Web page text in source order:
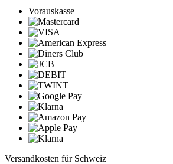
Vorauskasse
Versandkosten für Schweiz